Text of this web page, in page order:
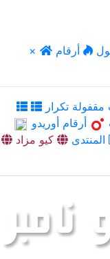
×
أرقام
تكرار
أرقام أوريدو
المنتدى
كيو مزاد